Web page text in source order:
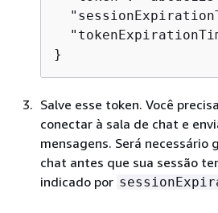
}
Salve esse token. Você
conectar à sala de chat e
mensagens. Será necessário
chat antes que sua sessão
indicado por